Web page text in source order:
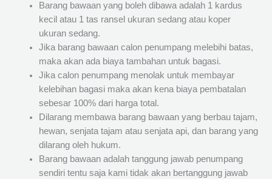
Barang bawaan yang boleh dibawa adalah 1 kardus
kecil atau 1 tas ransel ukuran sedang atau koper
ukuran sedang.
Jika barang bawaan calon penumpang melebihi batas,
maka akan ada biaya tambahan untuk bagasi.
Jika calon penumpang menolak untuk membayar
kelebihan bagasi maka akan kena biaya pembatalan
sebesar 100% dari harga total.
Dilarang membawa barang bawaan yang berbau tajam,
hewan, senjata tajam atau senjata api, dan barang yang
dilarang oleh hukum.
Barang bawaan adalah tanggung jawab penumpang
sendiri tentu saja kami tidak akan bertanggung jawab